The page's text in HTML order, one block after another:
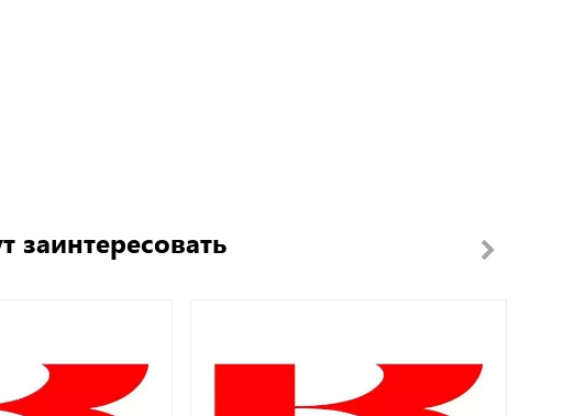
заинтересовать